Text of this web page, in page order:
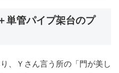
単管パイプ架台のプ
、Ｙさん言う所の「門が美し